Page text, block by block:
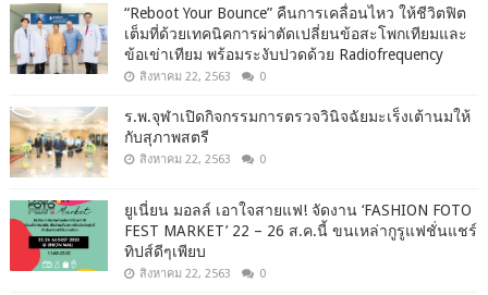
“Reboot Your Bounce” คืนการเคลื่อนไหว ให้ชีวิตฟิต
เต็มที่ด้วยเทคนิคการผ่าตัดเปลี่ยนข้อสะโพกเทียมและ
ข้อเข่าเทียม พร้อมระงับปวดด้วย Radiofrequency
สิงหาคม 22, 2563 0
ร.พ.จุฬาเปิดกิจกรรมการตรวจวินิจฉัยมะเร็งเต้านมให้
กับสุภาพสตรี
สิงหาคม 22, 2563 0
ยูเนี่ยน มอลล์ เอาใจสายแฟ! จัดงาน ‘FASHION FOTO
FEST MARKET’ 22 – 26 ส.ค.นี้ ขนเหล่ากูรูแฟชั่นแชร์
ทิปส์ดีๆเพียบ
สิงหาคม 22, 2563 0